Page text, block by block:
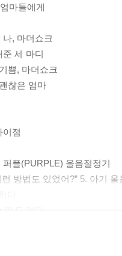
마들에게
, 마더쇼크
세 마디
쁨, 마더쇼크
찮은 엄마
이점
플(PURPLE) 울음절정기
방법도 있었어?” 5. 아기
때도 있다
육